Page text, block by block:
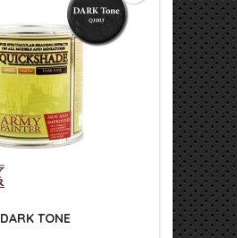
DARK TONE